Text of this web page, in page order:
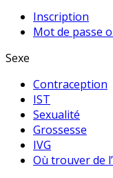
Inscription
Mot de passe
Sexe
Contraception
IST
Sexualité
Grossesse
IVG
Où trouver de